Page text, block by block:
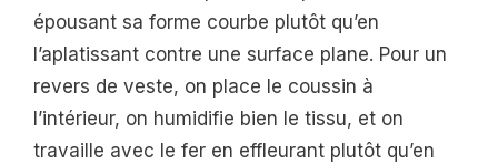
épousant sa forme courbe plutôt qu’en
l’aplatissant contre une surface plane. Pour un
revers de veste, on place le coussin à
l’intérieur, on humidifie bien le tissu, et on
travaille avec le fer en effleurant plutôt qu’en